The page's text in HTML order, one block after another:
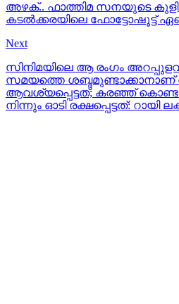
അഴക്.. ഫാത്തിമ സനയുടെ
കടൽക്കരയിലെ ഫോട്ടോഷൂട്ട്
Next
സിനിമയിലെ ആ രംഗം
സമയത്തെ
ആവശ്യപ്പെട്ടത്; കരഞ്ഞ്
നിന്നും ഓടി രക്ഷപ്പെട്ടത്: റായി